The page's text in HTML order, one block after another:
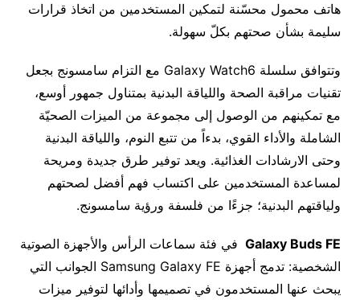
هاتف محمول محسّنة لتمكين المستخدمين من اتخاذ قرارات
سليمة بشأن صحتهم بكلّ سهولة.
وتتوافق سلسلة Galaxy Watch6 مع التزام سامسونج بجعل
تقنيات مراقبة الصحة واللياقة البدنية بمتناول جمهور أوسع،
مع تمكينهم من الوصول إلى مجموعة من الميزات الصحيّة
الشاملة والأداء القوي، بدءاً من تتبع النوم، واللياقة البدنية
وحتى الارشادات الغذائية. ويعد توفير طرق جديدة ومريحة
لمساعدة المستخدمين على اكتساب فهم أفضل لصحتهم
ولياقتهم البدنية؛ جزءًا من فلسفة ورؤية سامسونج.
Galaxy Buds FE في فئة سماعات الرأس والأجهزة الصوتية
الشخصية: تدمج أجهزة Samsung Galaxy FE الجوانب التي
يبحث عنها المستخدمون في تصميمها وأدائها لتوفير ميزات